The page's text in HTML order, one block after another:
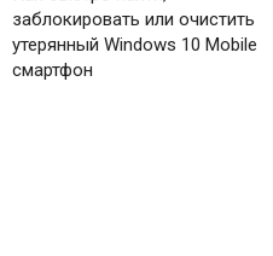
заблокировать или очистить
утерянный Windows 10 Mobile
смартфон